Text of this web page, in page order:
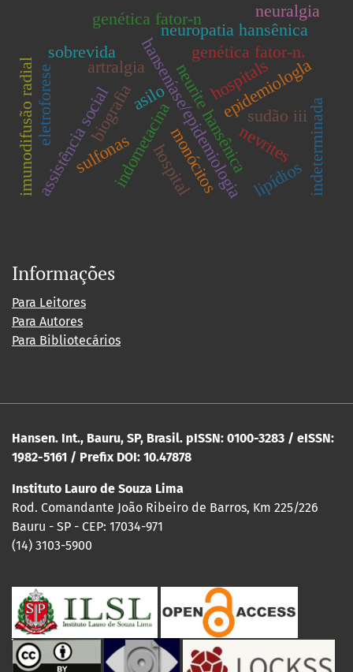
hanseníase/epidemiologia
biografia
artralgia
indometacina
sulfonas
hospitals
assistência social hospital
asiloneurite hansênica
neuropatia hansênica
epidemiologla
nevrites
sobrevida
genética fator-n
genética fator-n.
lipídios
sudão iii
neuralgia
imunodifusão radial indeterminada
monócitos
eletroforese
Informações
Para Leitores
Para Autores
Para Bibliotecários
Hansen. Int., Bauru, SP, Brasil. pISSN: 0100-3283 / eISSN:
1982-5161 / Prefix DOI: 10.47878
Instituto Lauro de Souza Lima
Rod. Comandante João Ribeiro de Barros, Km 225/226
Bauru - SP - CEP: 17034-971
(14) 3103-5900